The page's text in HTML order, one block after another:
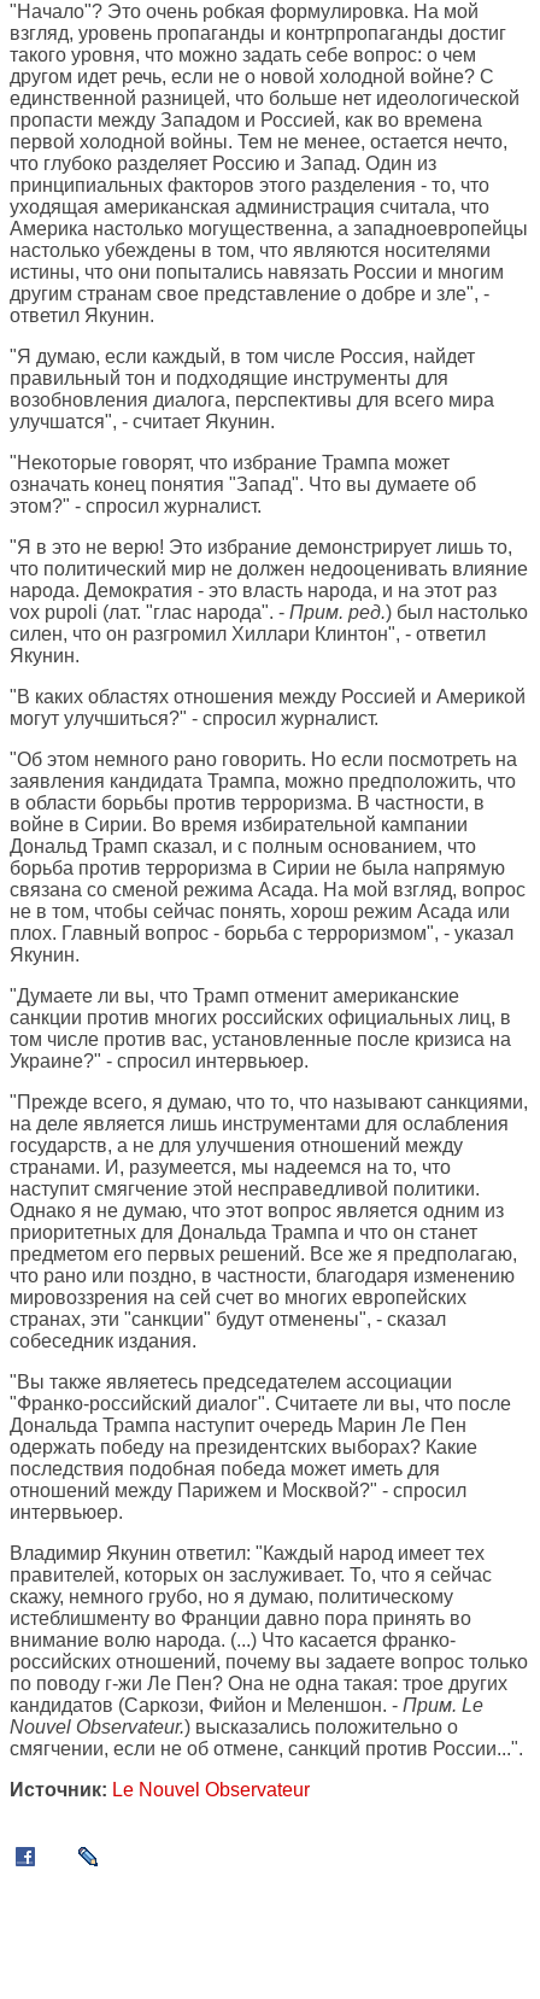
"Начало"? Это очень робкая формулировка. На мой
взгляд, уровень пропаганды и контрпропаганды достиг
такого уровня, что можно задать себе вопрос: о чем
другом идет речь, если не о новой холодной войне? С
единственной разницей, что больше нет идеологической
пропасти между Западом и Россией, как во времена
первой холодной войны. Тем не менее, остается нечто,
что глубоко разделяет Россию и Запад. Один из
принципиальных факторов этого разделения - то, что
уходящая американская администрация считала, что
Америка настолько могущественна, а западноевропейцы
настолько убеждены в том, что являются носителями
истины, что они попытались навязать России и многим
другим странам свое представление о добре и зле", -
ответил Якунин.
"Я думаю, если каждый, в том числе Россия, найдет
правильный тон и подходящие инструменты для
возобновления диалога, перспективы для всего мира
улучшатся", - считает Якунин.
"Некоторые говорят, что избрание Трампа может
означать конец понятия "Запад". Что вы думаете об
этом?" - спросил журналист.
"Я в это не верю! Это избрание демонстрирует лишь то,
что политический мир не должен недооценивать влияние
народа. Демократия - это власть народа, и на этот раз
vox pupoli (лат. "глас народа". - Прим. ред.) был настолько
силен, что он разгромил Хиллари Клинтон", - ответил
Якунин.
"В каких областях отношения между Россией и Америкой
могут улучшиться?" - спросил журналист.
"Об этом немного рано говорить. Но если посмотреть на
заявления кандидата Трампа, можно предположить, что
в области борьбы против терроризма. В частности, в
войне в Сирии. Во время избирательной кампании
Дональд Трамп сказал, и с полным основанием, что
борьба против терроризма в Сирии не была напрямую
связана со сменой режима Асада. На мой взгляд, вопрос
не в том, чтобы сейчас понять, хорош режим Асада или
плох. Главный вопрос - борьба с терроризмом", - указал
Якунин.
"Думаете ли вы, что Трамп отменит американские
санкции против многих российских официальных лиц, в
том числе против вас, установленные после кризиса на
Украине?" - спросил интервьюер.
"Прежде всего, я думаю, что то, что называют санкциями,
на деле является лишь инструментами для ослабления
государств, а не для улучшения отношений между
странами. И, разумеется, мы надеемся на то, что
наступит смягчение этой несправедливой политики.
Однако я не думаю, что этот вопрос является одним из
приоритетных для Дональда Трампа и что он станет
предметом его первых решений. Все же я предполагаю,
что рано или поздно, в частности, благодаря изменению
мировоззрения на сей счет во многих европейских
странах, эти "санкции" будут отменены", - сказал
собеседник издания.
"Вы также являетесь председателем ассоциации
"Франко-российский диалог". Считаете ли вы, что после
Дональда Трампа наступит очередь Марин Ле Пен
одержать победу на президентских выборах? Какие
последствия подобная победа может иметь для
отношений между Парижем и Москвой?" - спросил
интервьюер.
Владимир Якунин ответил: "Каждый народ имеет тех
правителей, которых он заслуживает. То, что я сейчас
скажу, немного грубо, но я думаю, политическому
истеблишменту во Франции давно пора принять во
внимание волю народа. (...) Что касается франко-
российских отношений, почему вы задаете вопрос только
по поводу г-жи Ле Пен? Она не одна такая: трое других
кандидатов (Саркози, Фийон и Меленшон. - Прим. Le
Nouvel Observateur.) высказались положительно о
смягчении, если не об отмене, санкций против России...".
Источник: Le Nouvel Observateur